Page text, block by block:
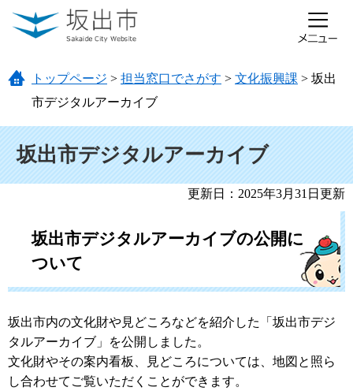
ページの先頭です。
メニューを飛ばして本文へ
トップページ > 担当窓口でさがす > 文化振興課 > 坂出
市デジタルアーカイブ
坂出市デジタルアーカイブ
更新日：2025年3月31日更新
坂出市デジタルアーカイブの公開に
ついて
坂出市内の文化財や見どころなどを紹介した「坂出市デジ
タルアーカイブ」を公開しました。
文化財やその案内看板、見どころについては、地図と照ら
し合わせてご覧いただくことができます。